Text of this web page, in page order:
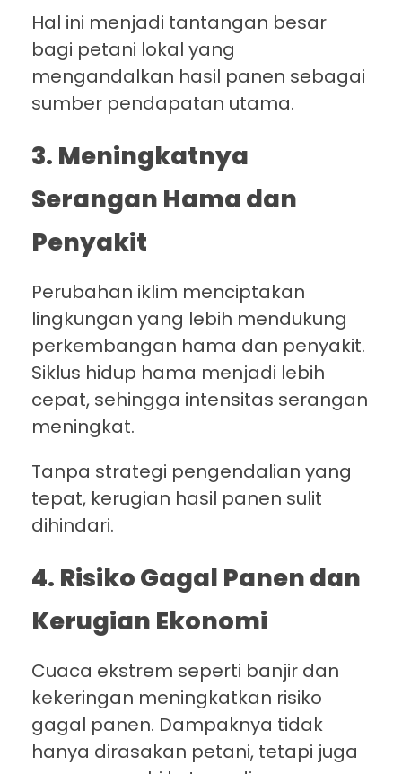
Hal ini menjadi tantangan besar
bagi petani lokal yang
mengandalkan hasil panen sebagai
sumber pendapatan utama.
3. Meningkatnya
Serangan Hama dan
Penyakit
Perubahan iklim menciptakan
lingkungan yang lebih mendukung
perkembangan hama dan penyakit.
Siklus hidup hama menjadi lebih
cepat, sehingga intensitas serangan
meningkat.
Tanpa strategi pengendalian yang
tepat, kerugian hasil panen sulit
dihindari.
4. Risiko Gagal Panen dan
Kerugian Ekonomi
Cuaca ekstrem seperti banjir dan
kekeringan meningkatkan risiko
gagal panen. Dampaknya tidak
hanya dirasakan petani, tetapi juga